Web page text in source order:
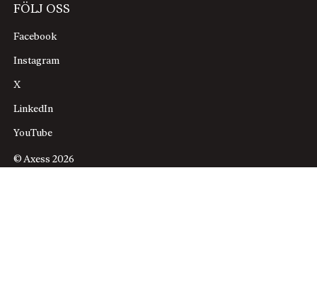
FÖLJ OSS
Facebook
Instagram
X
LinkedIn
YouTube
© Axess 2026